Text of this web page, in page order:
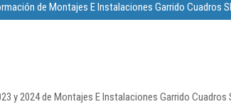
de Montajes E Instalaciones Garrido Cuadros
y 2024 de Montajes E Instalaciones Garrido Cuadros